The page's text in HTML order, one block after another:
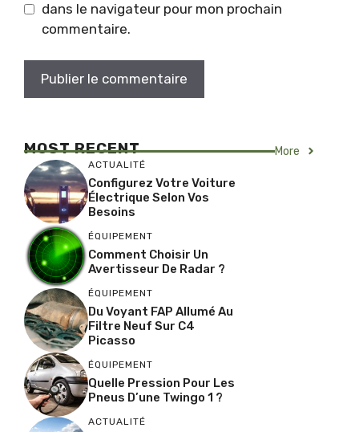
dans le navigateur pour mon prochain
commentaire.
MOST RECENT More
ACTUALITÉ
Configurez Votre Voiture
Électrique Selon Vos
Besoins
ÉQUIPEMENT
Comment Choisir Un
Avertisseur De Radar ?
ÉQUIPEMENT
Du Voyant FAP Allumé Au
Filtre Neuf Sur C4
Picasso
ÉQUIPEMENT
Quelle Pression Pour Les
Pneus D’une Twingo 1 ?
ACTUALITÉ